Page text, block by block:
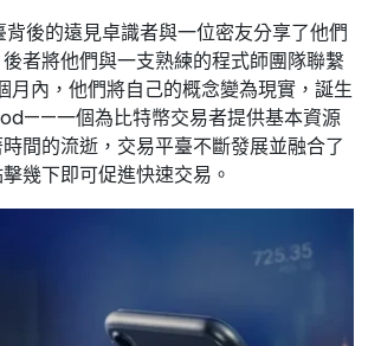
後的遠見卓識者與一位密友分享了他們
者將他們與一支熟練的程式師團隊聯繫
月內，他們將自己的概念變為現實，誕生
一個為比特幣交易者提供基本資源
間的流逝，交易平臺不斷發展並融合了
幾下即可促進快速交易。